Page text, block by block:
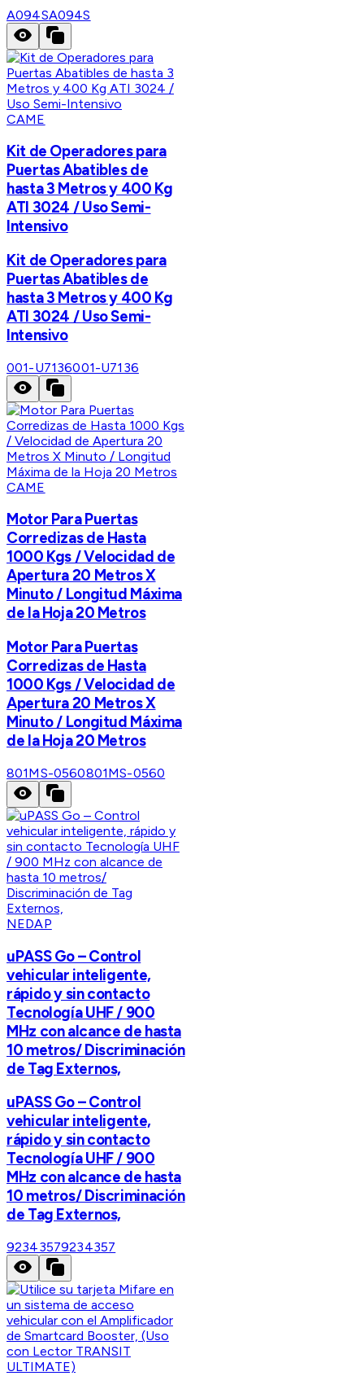
A094SA094S
CAME
Kit de Operadores para
Puertas Abatibles de
hasta 3 Metros y 400 Kg
ATI 3024 / Uso Semi-
Intensivo
Kit de Operadores para
Puertas Abatibles de
hasta 3 Metros y 400 Kg
ATI 3024 / Uso Semi-
Intensivo
001-U7136001-U7136
CAME
Motor Para Puertas
Corredizas de Hasta
1000 Kgs / Velocidad de
Apertura 20 Metros X
Minuto / Longitud Máxima
de la Hoja 20 Metros
Motor Para Puertas
Corredizas de Hasta
1000 Kgs / Velocidad de
Apertura 20 Metros X
Minuto / Longitud Máxima
de la Hoja 20 Metros
801MS-0560801MS-0560
NEDAP
uPASS Go – Control
vehicular inteligente,
rápido y sin contacto
Tecnología UHF / 900
MHz con alcance de hasta
10 metros/ Discriminación
de Tag Externos,
uPASS Go – Control
vehicular inteligente,
rápido y sin contacto
Tecnología UHF / 900
MHz con alcance de hasta
10 metros/ Discriminación
de Tag Externos,
92343579234357